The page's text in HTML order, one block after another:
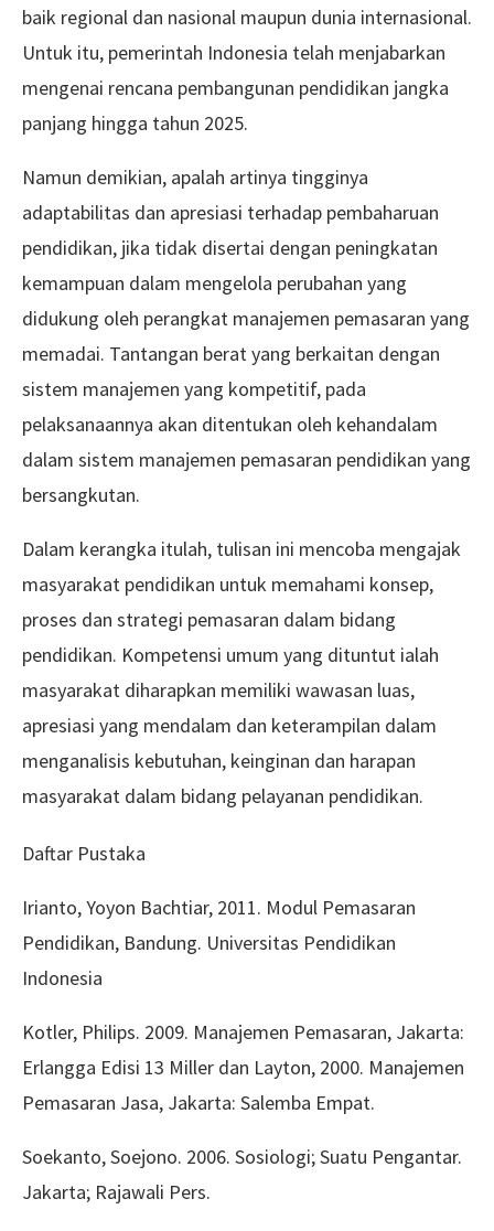
baik regional dan nasional maupun dunia internasional.
Untuk itu, pemerintah Indonesia telah menjabarkan
mengenai rencana pembangunan pendidikan jangka
panjang hingga tahun 2025.
Namun demikian, apalah artinya tingginya
adaptabilitas dan apresiasi terhadap pembaharuan
pendidikan, jika tidak disertai dengan peningkatan
kemampuan dalam mengelola perubahan yang
didukung oleh perangkat manajemen pemasaran yang
memadai. Tantangan berat yang berkaitan dengan
sistem manajemen yang kompetitif, pada
pelaksanaannya akan ditentukan oleh kehandalam
dalam sistem manajemen pemasaran pendidikan yang
bersangkutan.
Dalam kerangka itulah, tulisan ini mencoba mengajak
masyarakat pendidikan untuk memahami konsep,
proses dan strategi pemasaran dalam bidang
pendidikan. Kompetensi umum yang dituntut ialah
masyarakat diharapkan memiliki wawasan luas,
apresiasi yang mendalam dan keterampilan dalam
menganalisis kebutuhan, keinginan dan harapan
masyarakat dalam bidang pelayanan pendidikan.
Daftar Pustaka
Irianto, Yoyon Bachtiar, 2011. Modul Pemasaran
Pendidikan, Bandung. Universitas Pendidikan
Indonesia
Kotler, Philips. 2009. Manajemen Pemasaran, Jakarta:
Erlangga Edisi 13 Miller dan Layton, 2000. Manajemen
Pemasaran Jasa, Jakarta: Salemba Empat.
Soekanto, Soejono. 2006. Sosiologi; Suatu Pengantar.
Jakarta; Rajawali Pers.